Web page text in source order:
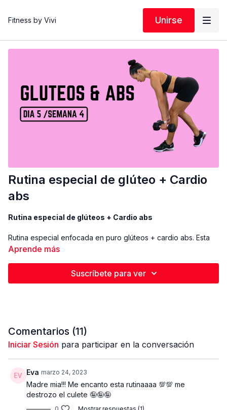
Fitness by Vivi Unirse
Rutina especial de glúteo + Cardio
abs
Rutina especial de glúteos + Cardio abs
Rutina especial enfocada en puro glúteos + cardio abs. Esta
rutina es especial porque la realizaremos 1 vez por semana
los ejercicios más eficaces para lograr unos glúteos firmes,
tonificados, sin flacidez y celulitis. Esta rutina está dividida en 2
celulitis. Recuerda si deseas aumentar musculo, trabaja con un
peso que te rete.
PESO Y EQUIPOS UTILIZADOS
- Bloque o mancuerna 60 lbs
- Mancuernas 2 x 20
Aprende más
Suscríbete para ver
Comentarios (11)
Iniciar Sesión para participar en la conversación
Eva marzo 24, 2023
Madre mia!!! Me encanto esta rutinaaaa 💯💯 me
destrozo el culete 🤪🤪🤪